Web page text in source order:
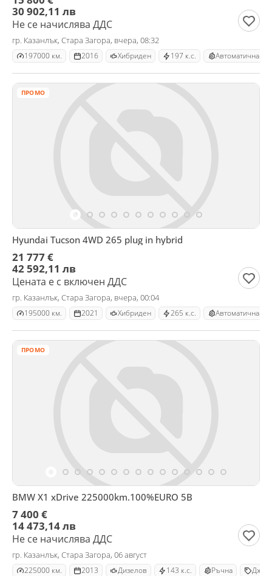
30 902,11 лв
Не се начислява ДДС
гр. Казанлък, Стара Загора, вчера, 08:32
197000 км. 2016 Хибриден 197 к.с. Автоматична
ПРОМО
Hyundai Tucson 4WD 265 plug in hybrid
21 777 €
42 592,11 лв
Цената е с включен ДДС
гр. Казанлък, Стара Загора, вчера, 00:04
195000 км. 2021 Хибриден 265 к.с. Автоматична
ПРОМО
BMW X1 xDrive 225000km.100%EURO 5B
7 400 €
14 473,14 лв
Не се начислява ДДС
гр. Казанлък, Стара Загора, 06 август
225000 км. 2013 Дизелов 143 к.с. Ръчна Джип